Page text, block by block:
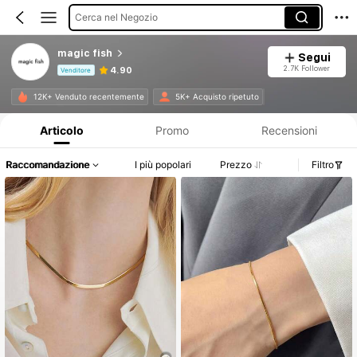
Cerca nel Negozio
magic fish
Venditore 4.90
Segui
2.7K Follower
12K+ Venduto recentemente 5K+ Acquisto ripetuto
Articolo Promo Recensioni
Raccomandazione I più popolari Prezzo Filtro